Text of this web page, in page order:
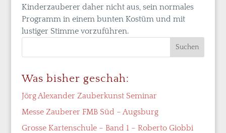
Kinderzauberer daher nicht aus, sein normales
Programm in einem bunten Kostüm und mit
lustiger Stimme vorzuführen.
Was bisher geschah:
Jörg Alexander Zauberkunst Seminar
Messe Zauberer FMB Süd – Augsburg
Grosse Kartenschule – Band 1 – Roberto Giobbi